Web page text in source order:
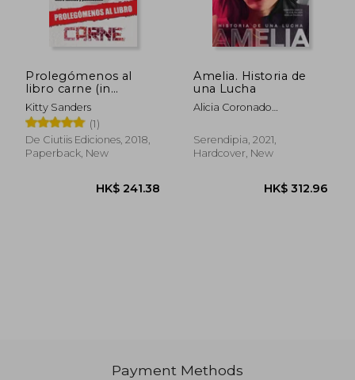
HK$ 136.78
Prolegómenos al
libro carne (in
Spanish)
Kitty Sanders
(1)
De Ciutiis Ediciones, 2018,
Paperback, New
Amelia. Historia de
una Lucha
Alicia Coronado
Pe&Ntilde;Uelas,Roberto/Palmer
Serendipia, 2021,
Hardcover, New
Payment Methods